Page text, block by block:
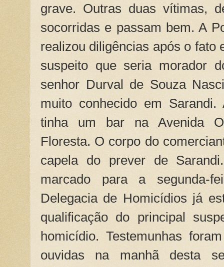
grave. Outras duas vítimas,
socorridas e passam bem. A
realizou diligências após o fato
suspeito que seria morador
senhor Durval de Souza
muito conhecido em
tinha um bar na Avenida
Floresta. O corpo do
capela do prever de
marcado para a segunda-
Delegacia de Homicídios já
qualificação do principal
homicídio. Testemunhas
ouvidas na manhã desta